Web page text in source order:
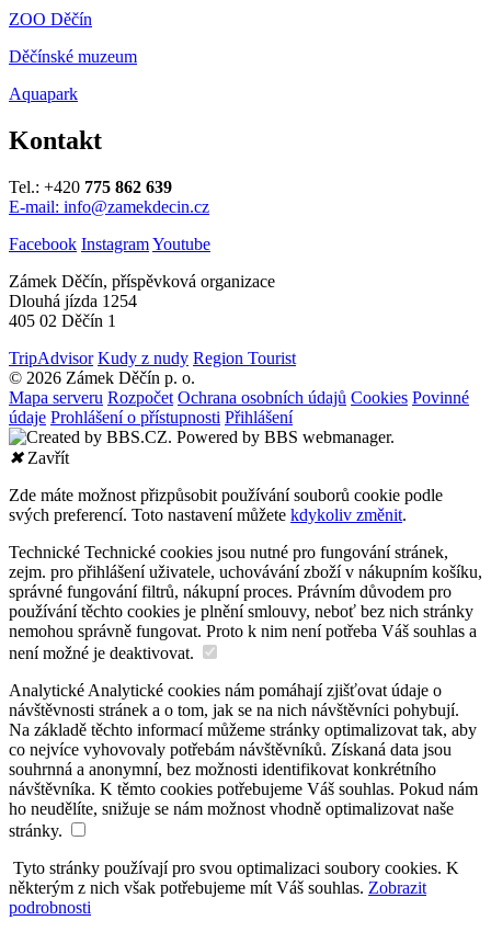
ZOO Děčín
Děčínské muzeum
Aquapark
Kontakt
Tel.: +420 775 862 639
E-mail: info@zamekdecin.cz
Facebook InstagramYoutube
Zámek Děčín, příspěvková organizace
Dlouhá jízda 1254
405 02 Děčín 1
TripAdvisor Kudy z nudy Region Tourist
© 2026 Zámek Děčín p. o.
Mapa serveru Rozpočet Ochrana osobních údajů Cookies Povinné
údaje Prohlášení o přístupnosti Přihlášení
✖Zavřít
Zde máte možnost přizpůsobit používání souborů cookie podle
svých preferencí. Toto nastavení můžete kdykoliv změnit.
Technické Technické cookies jsou nutné pro fungování stránek,
zejm. pro přihlášení uživatele, uchovávání zboží v nákupním košíku,
správné fungování filtrů, nákupní proces. Právním důvodem pro
používání těchto cookies je plnění smlouvy, neboť bez nich stránky
nemohou správně fungovat. Proto k nim není potřeba Váš souhlas a
není možné je deaktivovat.
Analytické Analytické cookies nám pomáhají zjišťovat údaje o
návštěvnosti stránek a o tom, jak se na nich návštěvníci pohybují.
Na základě těchto informací můžeme stránky optimalizovat tak, aby
co nejvíce vyhovovaly potřebám návštěvníků. Získaná data jsou
souhrnná a anonymní, bez možnosti identifikovat konkrétního
návštěvníka. K těmto cookies potřebujeme Váš souhlas. Pokud nám
ho neudělíte, snižuje se nám možnost vhodně optimalizovat naše
stránky.
Tyto stránky používají pro svou optimalizaci soubory cookies. K
některým z nich však potřebujeme mít Váš souhlas. Zobrazit
podrobnosti